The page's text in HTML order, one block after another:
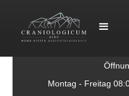
Montag - Freitag